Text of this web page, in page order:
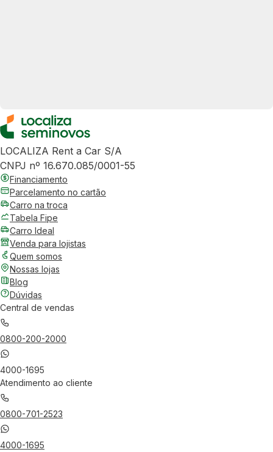
LOCALIZA Rent a Car S/A
CNPJ nº 16.670.085/0001-55
Financiamento
Parcelamento no cartão
Carro na troca
Tabela Fipe
Carro Ideal
Venda para lojistas
Quem somos
Nossas lojas
Blog
Dúvidas
Central de vendas
0800-200-2000
4000-1695
Atendimento ao cliente
0800-701-2523
4000-1695